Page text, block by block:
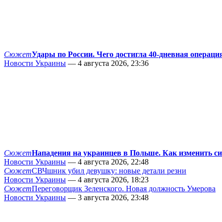
СюжетУдары по России. Чего достигла 40-дневная
Новости Украины — 4 августа 2026, 23:36
СюжетНападения на украинцев в Польше. Как изменить
Новости Украины — 4 августа 2026, 22:48
СюжетСВЧшник убил девушку: новые детали резни
Новости Украины — 4 августа 2026, 18:23
СюжетПереговорщик Зеленского. Новая должность Умерова
Новости Украины — 3 августа 2026, 23:48